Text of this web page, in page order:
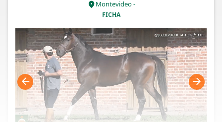
FICHA
Montevideo -